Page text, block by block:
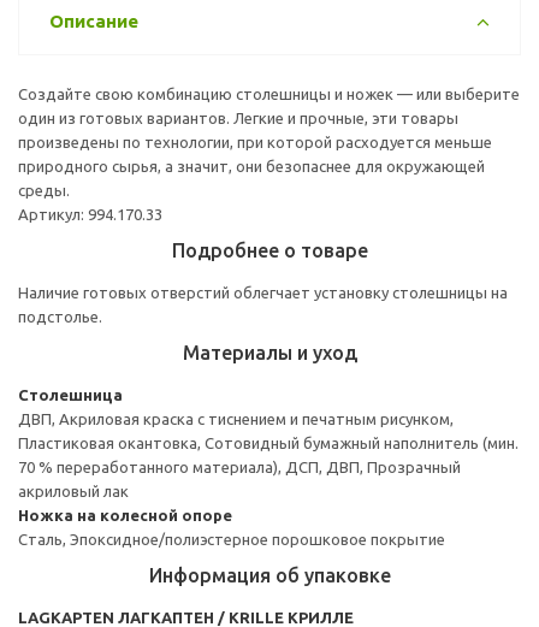
Описание
Создайте свою комбинацию столешницы и ножек — или выберите
один из готовых вариантов. Легкие и прочные, эти товары
произведены по технологии, при которой расходуется меньше
природного сырья, а значит, они безопаснее для окружающей
среды.
Артикул: 994.170.33
Подробнее о товаре
Наличие готовых отверстий облегчает установку столешницы на
подстолье.
Материалы и уход
Столешница
ДВП, Акриловая краска с тиснением и печатным рисунком,
Пластиковая окантовка, Сотовидный бумажный наполнитель (мин.
70 % переработанного материала), ДСП, ДВП, Прозрачный
акриловый лак
Ножка на колесной опоре
Сталь, Эпоксидное/полиэстерное порошковое покрытие
Информация об упаковке
LAGKAPTEN ЛАГКАПТЕН / KRILLE КРИЛЛЕ